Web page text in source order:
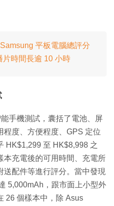
平板電腦總評分
片時間長逾 10 小時
手機測試，囊括了電池、屏
程度、方便程度、GPS 定位
HK$1,299 至 HK$8,998 之
本充電後的可用時間、充電所
配件等進行評分。當中發現
5,000mAh，跟市面上小型外
26 個樣本中，除 Asus